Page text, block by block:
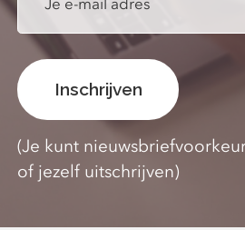
(Je kunt
of jezelf uitschrijven)